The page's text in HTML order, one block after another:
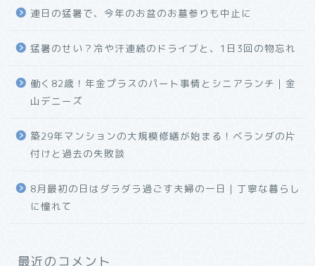
連日の猛暑で、今年のお盆のお墓参りも中止に
猛暑のせい？冷や汗連続のドライブと、1日3回の物忘れ
働く82歳！年金プラスのパート事情とシニアランチ｜金
山デニーズ
築29年マンションの大規模修繕が始まる！ベランダの片
付けと過去の失敗談
8月最初の日はダラダラ過ごす夫婦の一日｜丁寧な暮らし
に憧れて
最近のコメント